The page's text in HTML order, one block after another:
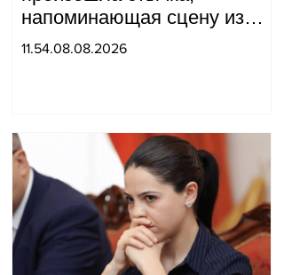
напоминающая сцену из
военного фильма: более 10
11.54.08.08.2026